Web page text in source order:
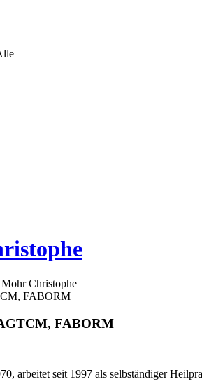
Christophe
FABORM
arbeitet seit 1997 als selbständiger